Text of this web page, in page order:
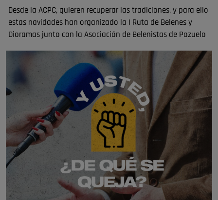
Desde la ACPC, quieren recuperar las tradiciones, y para ello
estas navidades han organizado la I Ruta de Belenes y
Dioramas junto con la Asociación de Belenistas de Pozuelo